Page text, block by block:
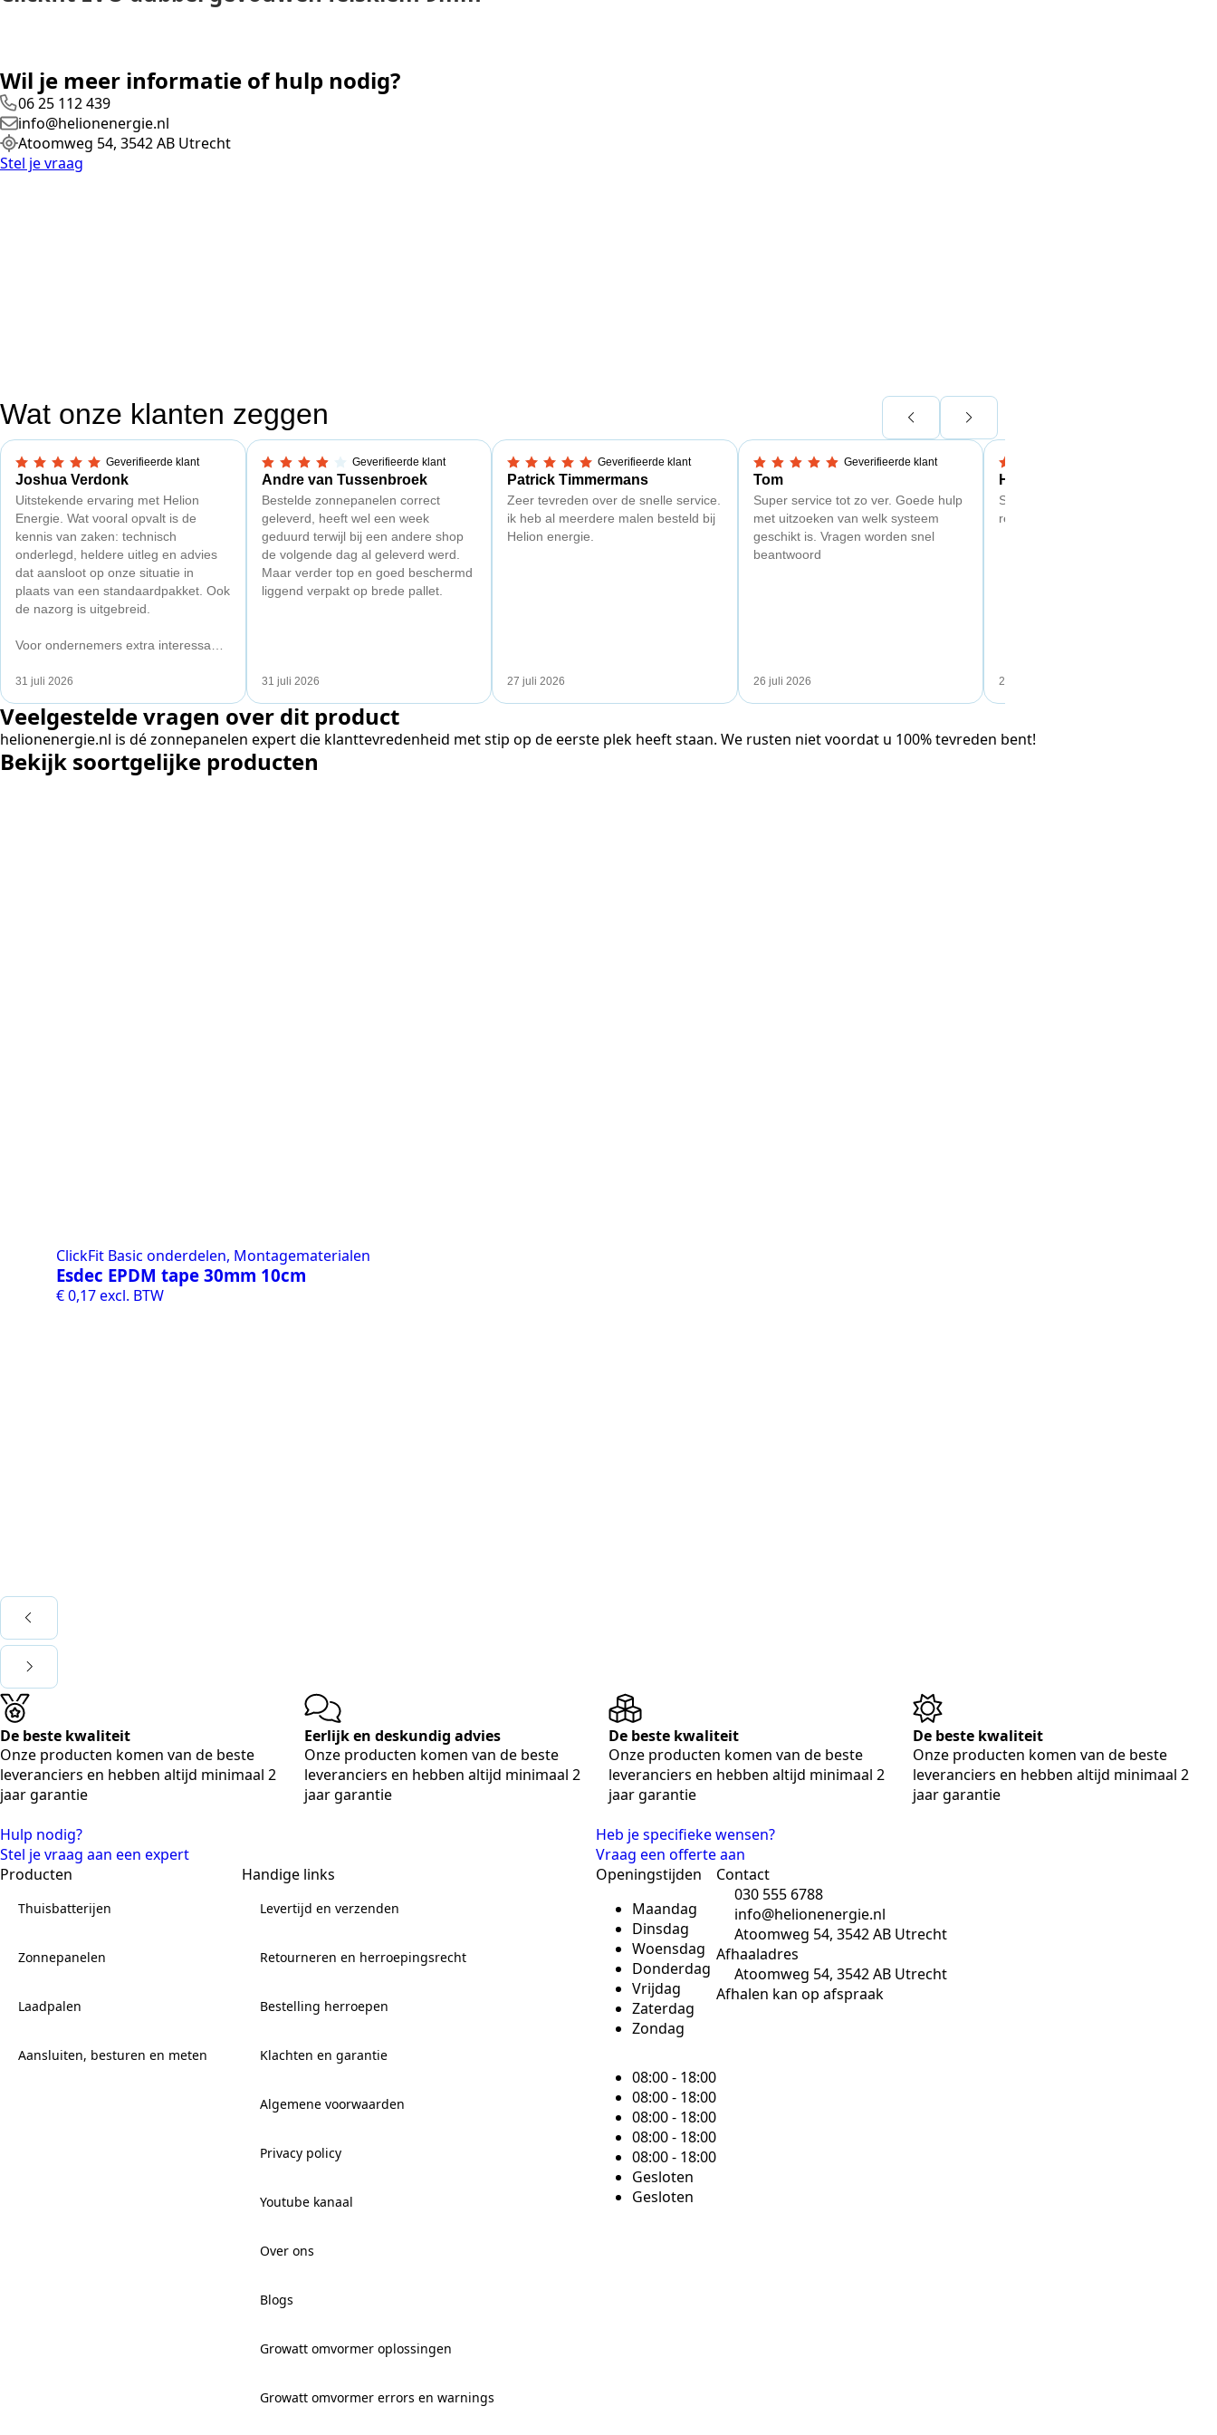
Wil je meer informatie of hulp nodig?
06 25 112 439
info@helionenergie.nl
Atoomweg 54, 3542 AB Utrecht
Stel je vraag
Wat onze klanten zeggen
Geverifieerde klant
5,0 van 5 sterren
Joshua Verdonk
Uitstekende ervaring met Helion
Energie. Wat vooral opvalt is de
kennis van zaken: technisch
onderlegd, heldere uitleg en advies
dat aansloot op onze situatie in
plaats van een standaardpakket. Ook
de nazorg is uitgebreid.
Voor ondernemers extra interessant:
capaciteitsprobleem. Een zwaardere
betekende een fors bedrag, wachttijd
en hoger vastrecht. Via Helion
bereikten we hetzelfde voor een
kwart van die kosten, plus
31 juli 2026
Geverifieerde klant
4 van 5 sterren
Andre van Tussenbroek
Bestelde zonnepanelen correct
geleverd, heeft wel een week
geduurd terwijl bij een andere shop
de volgende dag al geleverd werd.
Maar verder top en goed beschermd
liggend verpakt op brede pallet.
31 juli 2026
Geverifieerde klant
5,0 van 5 sterren
Patrick Timmermans
Zeer tevreden over de snelle service.
ik heb al meerdere malen besteld bij
Helion energie.
27 juli 2026
Geverifieerde klant
5,0 van 5 sterren
Tom
Super service tot zo ver. Goede hulp
met uitzoeken van welk systeem
geschikt is. Vragen worden snel
beantwoord
26 juli 2026
4 van 5 sterren
Hans Kollenbrander
Snelle levering en goede snelle
respons bij installatie.
26 juli 2026
Veelgestelde vragen over dit product
helionenergie.nl is dé zonnepanelen expert die klanttevredenheid met stip op de eerste plek heeft staan. We rusten niet voordat u 100% tevreden bent!
Bekijk soortgelijke producten
ClickFit Basic onderdelen, Montagematerialen
Esdec EPDM tape 30mm 10cm
€0,17excl. BTW
De beste kwaliteit
Onze producten komen van de beste
leveranciers en hebben altijd minimaal 2
jaar garantie
Eerlijk en deskundig advies
Onze producten komen van de beste
leveranciers en hebben altijd minimaal 2
jaar garantie
De beste kwaliteit
Onze producten komen van de beste
leveranciers en hebben altijd minimaal 2
jaar garantie
De beste kwaliteit
Onze producten komen van de beste
leveranciers en hebben altijd minimaal 2
jaar garantie
Hulp nodig?
Stel je vraag aan een expert
Producten
Thuisbatterijen
Zonnepanelen
Laadpalen
Aansluiten, besturen en meten
Handige links
Levertijd en verzenden
Retourneren en herroepingsrecht
Bestelling herroepen
Klachten en garantie
Algemene voorwaarden
Privacy policy
Youtube kanaal
Over ons
Blogs
Growatt omvormer oplossingen
Growatt omvormer errors en warnings
Heb je specifieke wensen?
Vraag een offerte aan
Openingstijden
Maandag
Dinsdag
Woensdag
Donderdag
Vrijdag
Zaterdag
Zondag
08:00 - 18:00
08:00 - 18:00
08:00 - 18:00
08:00 - 18:00
08:00 - 18:00
Gesloten
Gesloten
Contact
030 555 6788
info@helionenergie.nl
Atoomweg 54, 3542 AB Utrecht
Afhaaladres
Atoomweg 54, 3542 AB Utrecht
Afhalen kan op afspraak